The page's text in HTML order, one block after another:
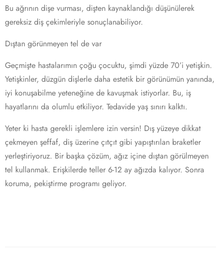
Bu ağrının dişe vurması, dişten kaynaklandığı düşünülerek
gereksiz diş çekimleriyle sonuçlanabiliyor.
Dıştan görünmeyen tel de var
Geçmişte hastalarımın çoğu çocuktu, şimdi yüzde 70’i yetişkin.
Yetişkinler, düzgün dişlerle daha estetik bir görünümün yanında,
iyi konuşabilme yeteneğine de kavuşmak istiyorlar. Bu, iş
hayatlarını da olumlu etkiliyor. Tedavide yaş sınırı kalktı.
Yeter ki hasta gerekli işlemlere izin versin! Dış yüzeye dikkat
çekmeyen şeffaf, diş üzerine çıtçıt gibi yapıştırılan braketler
yerleştiriyoruz. Bir başka çözüm, ağız içine dıştan görülmeyen
tel kullanmak. Erişkilerde teller 6-12 ay ağızda kalıyor. Sonra
koruma, pekiştirme programı geliyor.